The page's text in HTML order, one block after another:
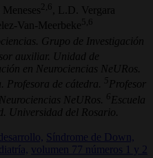
Meneses 2,6
, L.D. Vergara
Van-Meerbeke5,6
Grupo de Investigación
auxiliar. Unidad de
en Neurociencias NeURos.
Profesora de cátedra. 5 Profesor
NeURos. 6 Escuela
Universidad del Rosario.
Síndrome de Down,
volumen 77 números 1 y 2